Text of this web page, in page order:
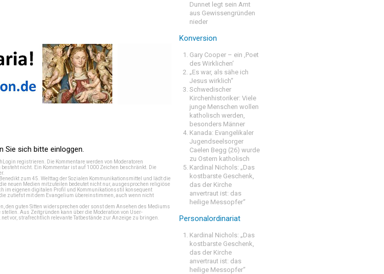
Sie sich bitte einloggen.
registrieren . Die Kommentare werden von Moderatoren
nicht. Ein Kommentar ist auf 1000 Zeichen beschränkt. Die
zum 45. Welttag der Sozialen Kommunikationsmittel und lädt die
neuen Medien mitzuteilen bedeutet nicht nur, ausgesprochen religiöse
im eigenen digitalen Profil und Kommunikationsstil konsequent
zutiefst mit dem Evangelium übereinstimmen, auch wenn nicht
den guten Sitten widersprechen oder sonst dem Ansehen des Mediums
Aus Zeitgründen kann über die Moderation von User-
vor, strafrechtlich relevante Tatbestände zur Anzeige zu bringen.
Dunnet legt sein Amt
aus Gewissengründen
nieder
Konversion
Gary Cooper – ein ‚Poet
des Wirklichen‘
„Es war, als sähe ich
Jesus wirklich“
Schwedischer
Kirchenhistoriker: Viele
junge Menschen wollen
katholisch werden,
besonders Männer
Kanada: Evangelikaler
Jugendseelsorger
Caelen Begg (26) wurde
zu Ostern katholisch
Kardinal Nichols: „Das
kostbarste Geschenk,
das der Kirche
anvertraut ist: das
heilige Messopfer“
Personalordinariat
Kardinal Nichols: „Das
kostbarste Geschenk,
das der Kirche
anvertraut ist: das
heilige Messopfer“